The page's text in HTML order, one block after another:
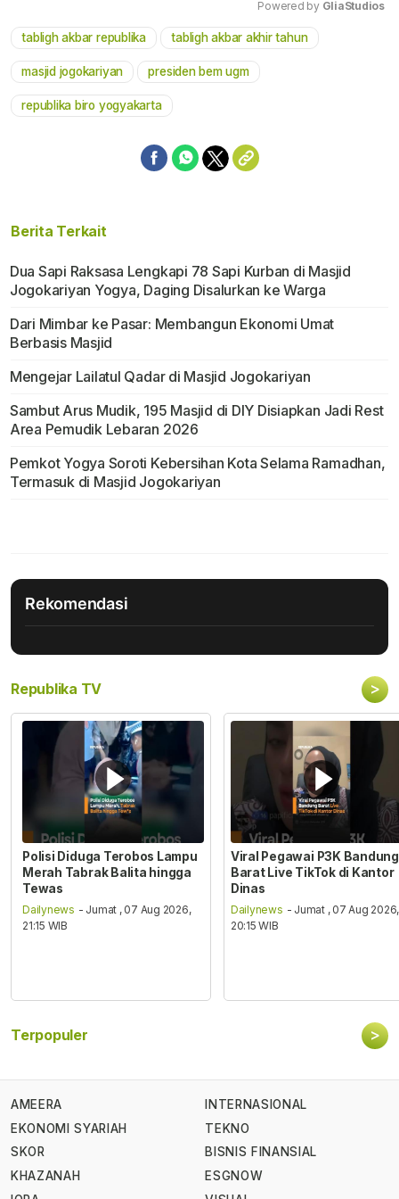
Powered by GliaStudios
tabligh akbar republika tabligh akbar akhir tahun
masjid jogokariyan presiden bem ugm
republika biro yogyakarta
Berita Terkait
Dua Sapi Raksasa Lengkapi 78 Sapi Kurban di Masjid
Jogokariyan Yogya, Daging Disalurkan ke Warga
Dari Mimbar ke Pasar: Membangun Ekonomi Umat
Berbasis Masjid
Mengejar Lailatul Qadar di Masjid Jogokariyan
Sambut Arus Mudik, 195 Masjid di DIY Disiapkan Jadi Rest
Area Pemudik Lebaran 2026
Pemkot Yogya Soroti Kebersihan Kota Selama Ramadhan,
Termasuk di Masjid Jogokariyan
Rekomendasi
Republika TV >
Polisi Diduga Terobos Lampu
Merah Tabrak Balita hingga
Tewas
Dailynews - Jumat , 07 Aug 2026,
21:15 WIB
Viral Pegawai P3K Bandung
Barat Live TikTok di Kantor
Dinas
Dailynews - Jumat , 07 Aug 2026,
20:15 WIB
Terpopuler >
AMEERA
EKONOMI SYARIAH
SKOR
KHAZANAH
INTERNASIONAL
TEKNO
BISNIS FINANSIAL
ESGNOW